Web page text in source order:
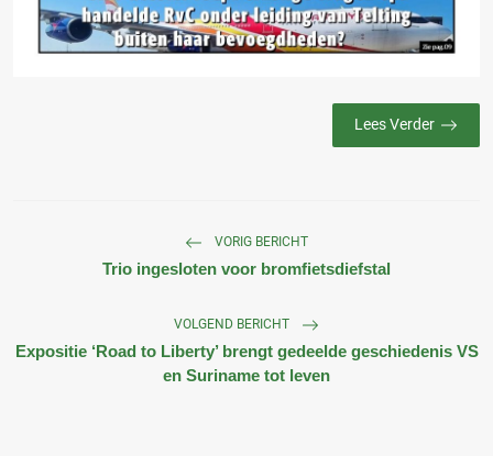
Lees Verder
VORIG BERICHT
Trio ingesloten voor bromfietsdiefstal
VOLGEND BERICHT
Expositie ‘Road to Liberty’ brengt gedeelde geschiedenis VS
en Suriname tot leven